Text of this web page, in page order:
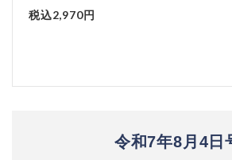
税込2,970円
令和7年8月4日